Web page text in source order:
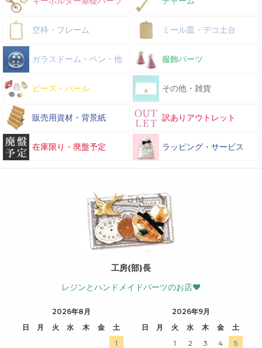
空枠・フレーム ミール皿・デコ土台
ガラスドーム・ペン・他 服飾パーツ
ビーズ・パール その他・雑貨
販売用資材・背景紙 訳ありアウトレット
在庫限り・廃盤予定 ラッピング・サービス
工房(部)長
レジンとハンドメイドパーツのお店♥
2026年8月
日
月 火 水 木 金
土
1
2026年9月
日
月 火 水 木 金
土
1
2 3 4
5